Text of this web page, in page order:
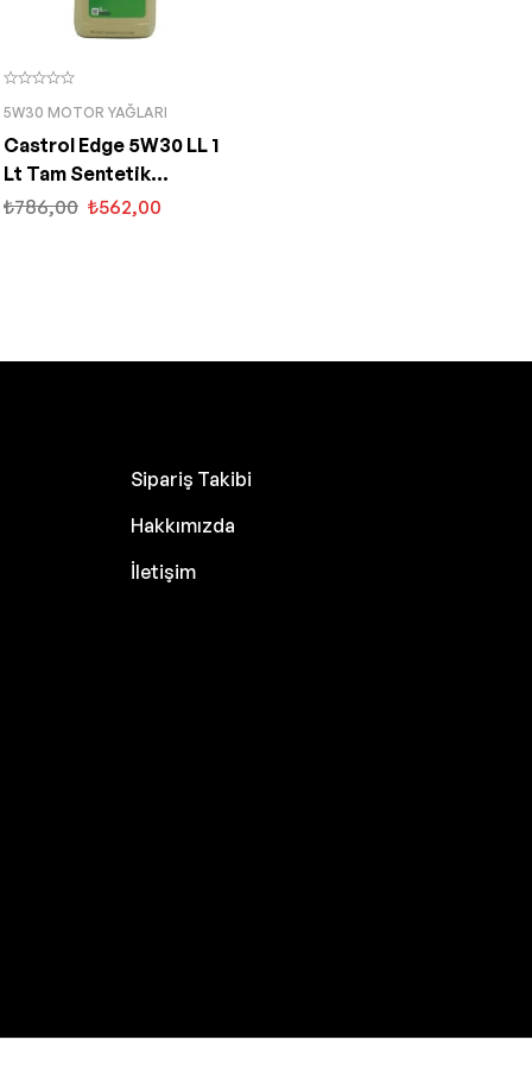
5W30 MOTOR YAĞLARI
Castrol Edge 5W30 LL 1
Lt Tam Sentetik
Partiküllü Motor Yağı
₺786,00 ₺562,00
Sipariş Takibi
Hakkımızda
İletişim